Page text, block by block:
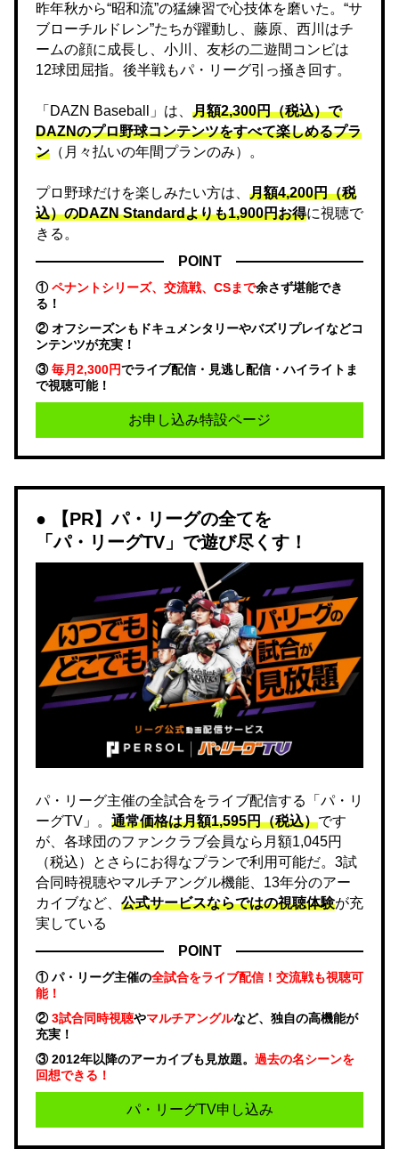
昨年秋から“昭和流”の猛練習で心技体を磨いた。“サ
ブローチルドレン”たちが躍動し、藤原、西川はチ
ームの顔に成長し、小川、友杉の二遊間コンビは
12球団屈指。後半戦もパ・リーグ引っ掻き回す。
「DAZN Baseball」は、 月額2,300円（税込）で
DAZNのプロ野球コンテンツをすべて楽しめるプラ
ン （月々払いの年間プランのみ）。
プロ野球だけを楽しみたい方は、 月額4,200円（税
込）のDAZN Standard​よりも1,900円お得に視聴で
きる。
POINT
①ペナントシリーズ、交流戦、CSまで余さず堪能でき
る！
② オフシーズンもドキュメンタリーやバズリプレイなどコ
ンテンツが充実！
③毎月2,300円でライブ配信・見逃し配信・ハイライトま
で視聴可能！
お申し込み特設ページ
【PR】パ・リーグの全てを
「パ・リーグTV」で遊び尽くす！
パ・リーグ主催の全試合をライブ配信する「パ・リ
ーグTV」。 通常価格は月額1,595円（税込）です
が、各球団のファンクラブ会員なら月額1,045円
（税込）とさらにお得なプランで利用可能だ。3試
合同時視聴やマルチアングル機能、13年分のアー
カイブなど、 公式サービスならではの視聴体験が充
実している
POINT
① パ・リーグ主催の全試合をライブ配信！交流戦も視聴可
能！
②3試合同時視聴やマルチアングルなど、独自の高機能が
充実！
③ 2012年以降のアーカイブも見放題。 過去の名シーンを
回想できる！
パ・リーグTV申し込み